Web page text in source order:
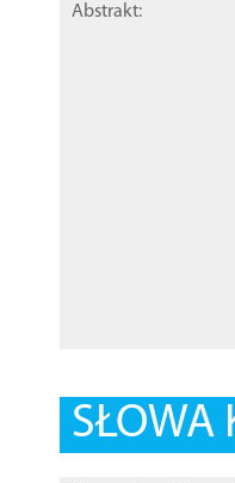
Abstrakt:
SŁOWA